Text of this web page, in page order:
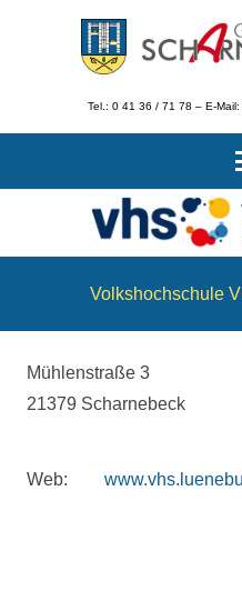
Tel.: 0 41 36 / 71 78 – E-
Volkshochschule
Mühlenstraße 3
21379 Scharnebeck
Web: